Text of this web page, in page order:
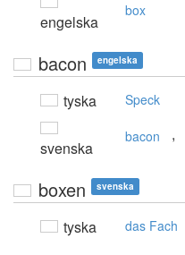
engelska
box
bacon engelska
tyska Speck
svenska
bacon ,
boxen svenska
tyska das Fach